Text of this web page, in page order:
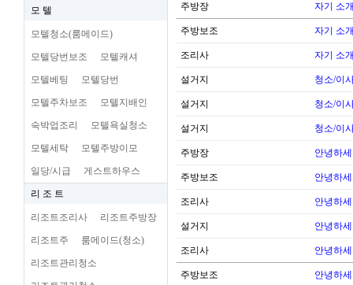
모 텔
모텔청소(룸메이드)
모텔당번보조 모텔캐셔
모텔베팅 모텔당번
모텔주차보조 모텔지배인
숙박업조리 모텔욕실청소
모텔세탁 모텔주방이모
일당/시급 게스트하우스
리 조 트
리조트조리사 리조트주방장
리조트주 룸메이드(청소)
리조트관리청소
주방장 자기 소
주방보조 자기 소
조리사 자기 소
설거지 청소/이
설거지 청소/이
설거지 청소/이
주방장 안녕하
주방보조 안녕하
조리사 안녕하
설거지 안녕하
조리사 안녕하
주방보조 안녕하